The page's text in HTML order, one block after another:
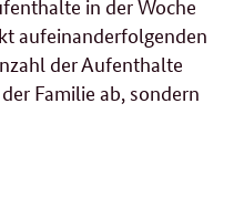
in der Woche
aufeinanderfolgenden
der Aufenthalte
Familie ab, sondern